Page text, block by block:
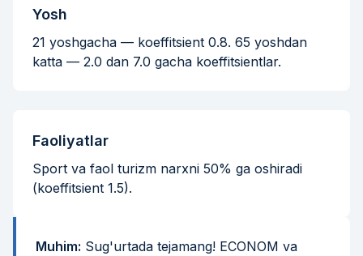
Yosh
21 yoshgacha — koeffitsient 0.8. 65 yoshdan
katta — 2.0 dan 7.0 gacha koeffitsientlar.
Faoliyatlar
Sport va faol turizm narxni 50% ga oshiradi
(koeffitsient 1.5).
Muhim: Sug'urtada tejamang! ECONOM va